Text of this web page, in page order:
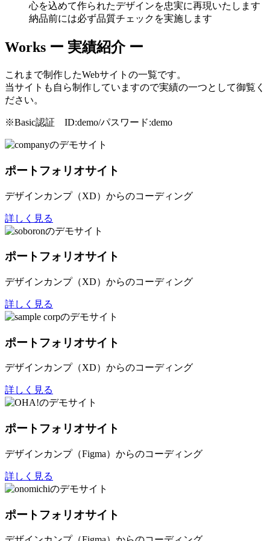
心を込めて作られたデザインを忠実に再現いたします
納品前には必ず品質チェックを実施します
Works ー 実績紹介 ー
これまで制作したWebサイトの一覧です。
当サイトも自ら制作していますので実績の一つとして御覧く
ださい。
※Basic認証 ID:demo/パスワード:demo
ポートフォリオサイト
デザインカンプ（XD）からのコーディング
詳しく見る
ポートフォリオサイト
デザインカンプ（XD）からのコーディング
詳しく見る
ポートフォリオサイト
デザインカンプ（XD）からのコーディング
詳しく見る
ポートフォリオサイト
デザインカンプ（Figma）からのコーディング
詳しく見る
ポートフォリオサイト